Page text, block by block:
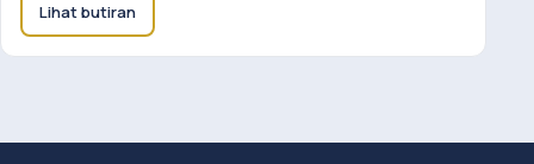
Lihat butiran